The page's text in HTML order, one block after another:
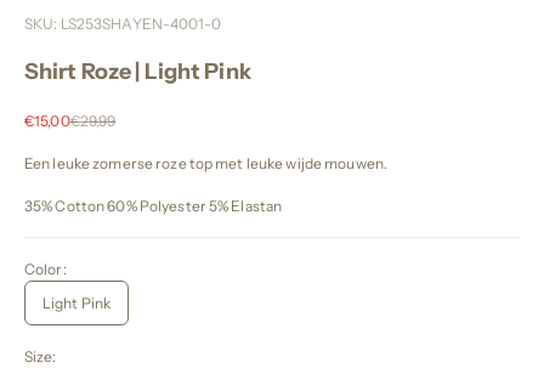
SKU: LS253SHAYEN-4001-0
Shirt Roze | Light Pink
Aanbiedingsprijs
€15,00Normale prijs
€29,99
Een leuke zomerse roze top met leuke wijde mouwen.
35% Cotton 60% Polyester 5% Elastan
Color:
Light Pink
Size: